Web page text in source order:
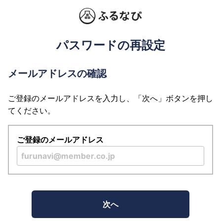
パスワードの再設定
メールアドレスの確認
ご登録のメールアドレスを入力し、「次へ」ボタンを押し
てください。
ご登録のメールアドレス